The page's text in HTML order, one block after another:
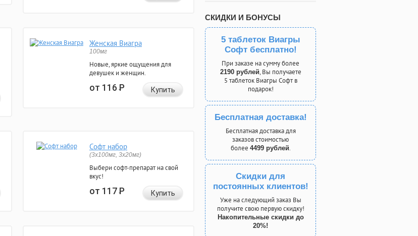
Женская Виагра
100мг
Новые, яркие ощущения для
девушек и женщин.
от 116Р Купить
Софт набор
(3x100мг, 3x20мг)
Выбери софт-препарат на свой
вкус!
от 117Р Купить
СКИДКИ И БОНУСЫ
5 таблеток Виагры
Софт бесплатно!
При заказе на сумму более
2190 рублей, Вы получаете
5 таблеток Виагры Софт в
подарок!
Бесплатная доставка!
Бесплатная доставка для
заказов стоимостью
более 4499 рублей.
Скидки для
постоянных клиентов!
Уже на следующий заказ Вы
получите свою первую скидку!
Накопительные скидки до
20%!